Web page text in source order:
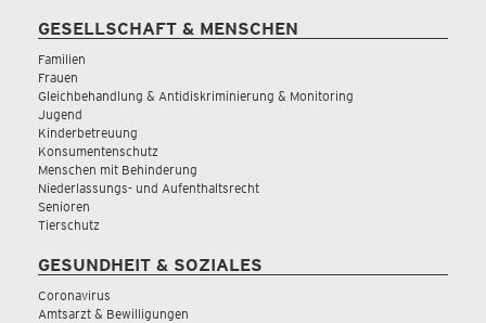
GESELLSCHAFT & MENSCHEN
Familien
Frauen
Gleichbehandlung & Antidiskriminierung & Monitoring
Jugend
Kinderbetreuung
Konsumentenschutz
Menschen mit Behinderung
Niederlassungs- und Aufenthaltsrecht
Senioren
Tierschutz
GESUNDHEIT & SOZIALES
Coronavirus
Amtsarzt & Bewilligungen